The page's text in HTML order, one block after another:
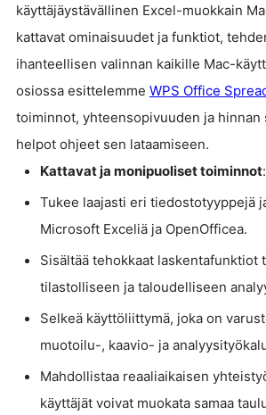
käyttäjäystävällinen Excel-muokkain
kattavat ominaisuudet ja funktiot,
ihanteellisen valinnan kaikille Mac-
osiossa esittelemme WPS Office
toiminnot, yhteensopivuuden ja hinnan
helpot ohjeet sen lataamiseen.
Kattavat ja monipuoliset toiminnot:
Tukee laajasti eri tiedostotyyppejä
Microsoft Exceliä ja OpenOfficea.
Sisältää tehokkaat laskentafunktiot
tilastolliseen ja taloudelliseen
Selkeä käyttöliittymä, joka on
muotoilu-, kaavio- ja
Mahdollistaa reaaliaikaisen
käyttäjät voivat muokata samaa